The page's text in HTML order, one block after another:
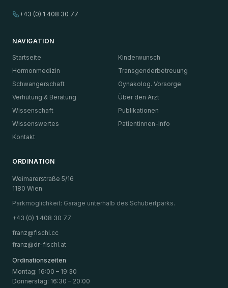
+43 (0) 1 408 30 77
NAVIGATION
Startseite
Kinderwunsch
Hormonmedizin
Transgenderbetreuung
Schwangerschaft
Gynäkolog. Vorsorge
Verhütung & Beratung
Über den Arzt
Wissenschaft
Publikationen
Wissenswertes
Patientinnen-Info
Kontakt
ORDINATION
Weimarerstraße 5/16
1180 Wien
Parkmöglichkeit: Garage unterhalb des Schubertparks.
+43 (0) 1 408 30 77
franz@fischl.cc
franz@dr-fischl.at
Ordinationszeiten
Montag: 16:00 – 19:30
Donnerstag: 16:30 – 20:00